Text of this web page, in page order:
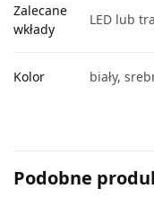
Zalecane
wkłady
LED lub
Kolor biały,
Podobne